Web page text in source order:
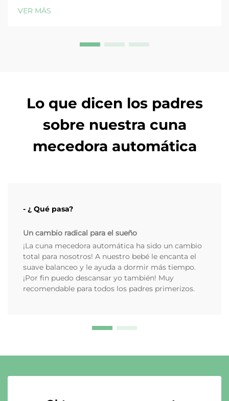
seguridad ASTM/EN y cómo elegir proveedores
VER MÁS
Lo que dicen los padres
sobre nuestra cuna
mecedora automática
- ¿ Qué pasa?
Un cambio radical para el sueño
¡La cuna mecedora automática ha sido un cambio
total para nosotros! A nuestro bebé le encanta el
suave balanceo y le ayuda a dormir más tiempo.
¡Por fin puedo descansar yo también! Muy
recomendable para todos los padres primerizos.